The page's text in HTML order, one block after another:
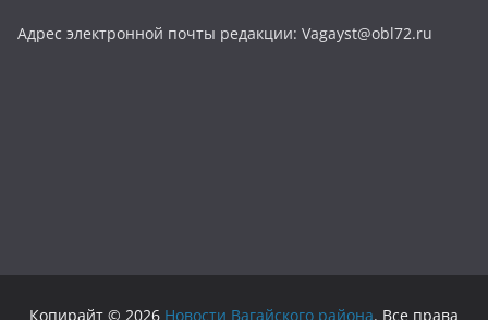
Адрес электронной почты редакции: Vagayst@obl72.ru
Копирайт © 2026 Новости Вагайского района. Все права